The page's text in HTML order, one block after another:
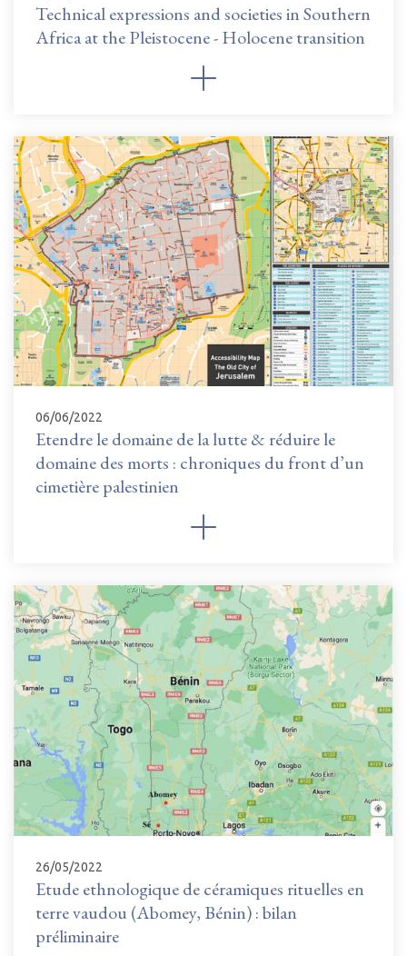
Technical expressions and societies in Southern
Africa at the Pleistocene - Holocene transition
06/06/2022
Etendre le domaine de la lutte & réduire le
domaine des morts : chroniques du front d’un
cimetière palestinien
26/05/2022
Etude ethnologique de céramiques rituelles en
terre vaudou (Abomey, Bénin) : bilan
préliminaire